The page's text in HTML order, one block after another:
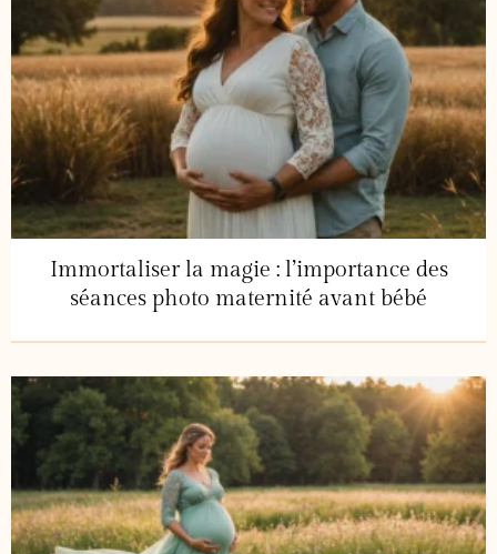
Immortaliser la magie : l’importance des
séances photo maternité avant bébé